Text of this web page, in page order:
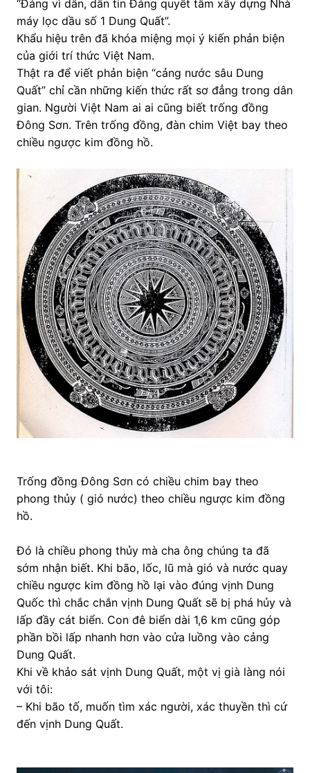
“Đảng vì dân, dân tin Đảng quyết tâm xây dựng Nhà
máy lọc dầu số 1 Dung Quất”.
Khẩu hiệu trên đã khóa miệng mọi ý kiến phản biện
của giới trí thức Việt Nam.
Thật ra để viết phản biện “cảng nước sâu Dung
Quất” chỉ cần những kiến thức rất sơ đẳng trong dân
gian. Người Việt Nam ai ai cũng biết trống đồng
Đông Sơn. Trên trống đồng, đàn chim Việt bay theo
chiều ngược kim đồng hồ.
Trống đồng Đông Sơn có chiều chim bay theo
phong thủy ( gió nước) theo chiều ngược kim đồng
hồ.
Đó là chiều phong thủy mà cha ông chúng ta đã
sớm nhận biết. Khi bão, lốc, lũ mà gió và nước quay
chiều ngược kim đồng hồ lại vào đúng vịnh Dung
Quốc thì chắc chắn vịnh Dung Quất sẽ bị phá hủy và
lấp đầy cát biển. Con đê biển dài 1,6 km cũng góp
phần bồi lấp nhanh hơn vào cửa luồng vào cảng
Dung Quất.
Khi về khảo sát vịnh Dung Quất, một vị già làng nói
với tôi:
– Khi bão tố, muốn tìm xác người, xác thuyền thì cứ
đến vịnh Dung Quất.